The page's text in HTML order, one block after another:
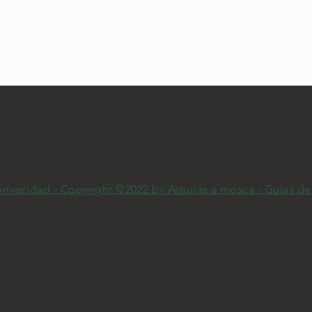
- Copyright ©2022 by Asturias a mosca - Guías